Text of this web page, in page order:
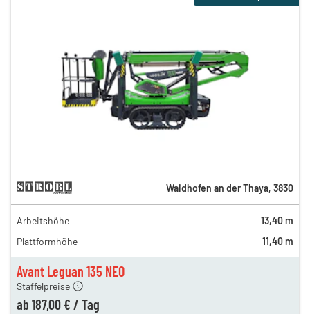
Avant Leguan 135 NEO
220,00 €
196,00 €
Staffelpreise
ab 187,00 € / Tag
Waidhofen an der Thaya, 3830
Arbeitshöhe
13,40 m
Plattformhöhe
11,40 m